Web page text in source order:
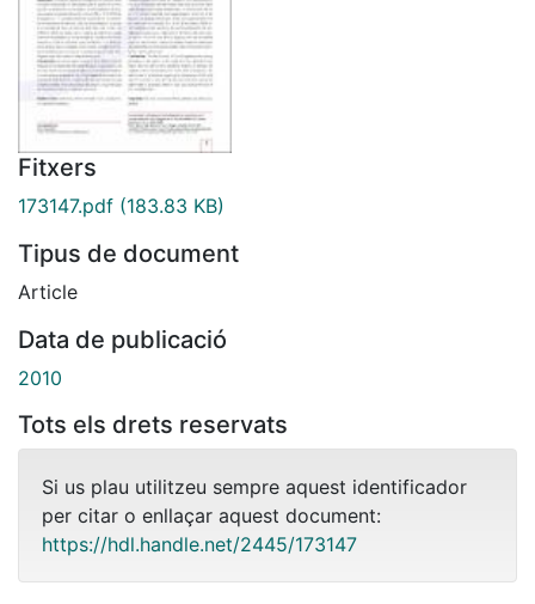
Fitxers
173147.pdf (183.83 KB)
Tipus de document
Article
Data de publicació
2010
Tots els drets reservats
Si us plau utilitzeu sempre aquest identificador
per citar o enllaçar aquest document:
https://hdl.handle.net/2445/173147